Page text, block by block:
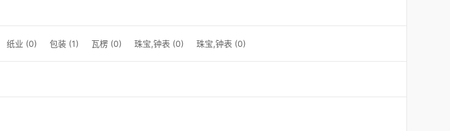
纸业 (0) 包装 (1) 瓦楞 (0) 珠宝,钟表 (0) 珠宝,钟表 (0)